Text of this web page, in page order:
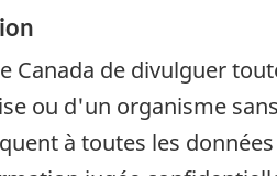
Canada de divulguer
ou d'un organisme
à toutes les